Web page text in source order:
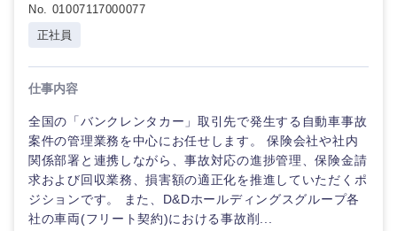
No. 01007117000077
正社員
仕事内容
全国の「バンクレンタカー」取引先で発生する自動車事故
案件の管理業務を中心にお任せします。 保険会社や社内
関係部署と連携しながら、事故対応の進捗管理、保険金請
求および回収業務、損害額の適正化を推進していただくポ
ジションです。 また、D&Dホールディングスグループ各
社の車両(フリート契約)における事故削...